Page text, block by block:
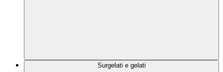
Surgelati e gelati